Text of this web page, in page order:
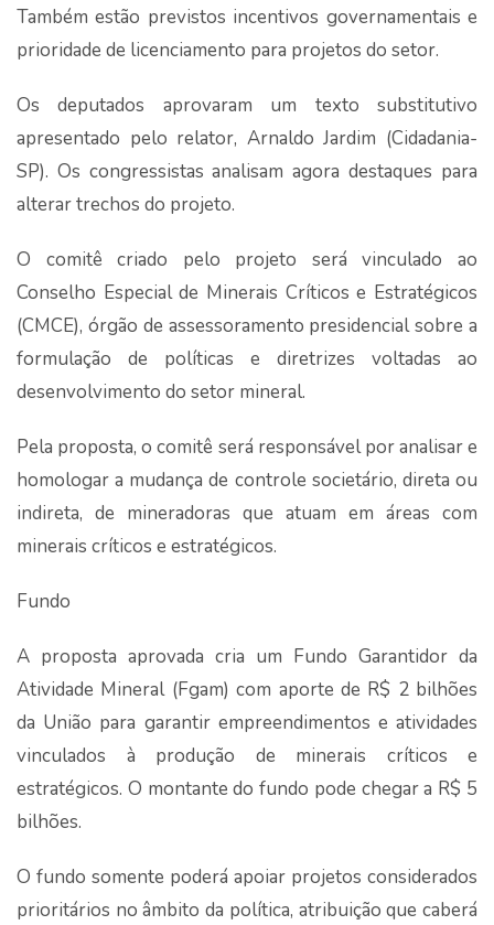
Também estão previstos incentivos governamentais e
prioridade de licenciamento para projetos do setor.
Os deputados aprovaram um texto substitutivo
apresentado pelo relator, Arnaldo Jardim (Cidadania-
SP). Os congressistas analisam agora destaques para
alterar trechos do projeto.
O comitê criado pelo projeto será vinculado ao
Conselho Especial de Minerais Críticos e Estratégicos
(CMCE), órgão de assessoramento presidencial sobre a
formulação de políticas e diretrizes voltadas ao
desenvolvimento do setor mineral.
Pela proposta, o comitê será responsável por analisar e
homologar a mudança de controle societário, direta ou
indireta, de mineradoras que atuam em áreas com
minerais críticos e estratégicos.
Fundo
A proposta aprovada cria um Fundo Garantidor da
Atividade Mineral (Fgam) com aporte de R$ 2 bilhões
da União para garantir empreendimentos e atividades
vinculados à produção de minerais críticos e
estratégicos. O montante do fundo pode chegar a R$ 5
bilhões.
O fundo somente poderá apoiar projetos considerados
prioritários no âmbito da política, atribuição que caberá